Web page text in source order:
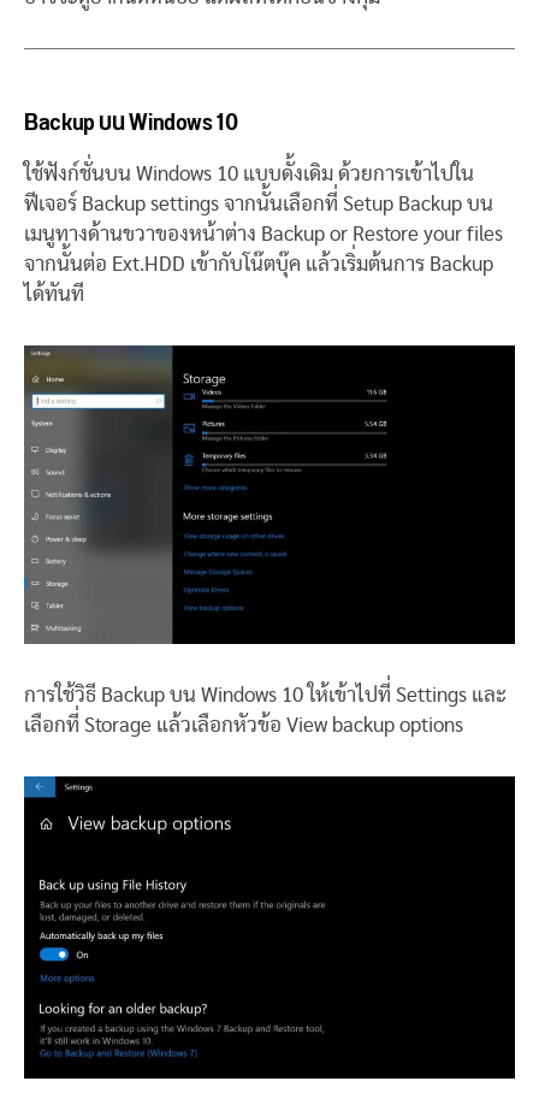
Backup บน Windows 10
ใช้ฟังก์ชั่นบน Windows 10 แบบดั้งเดิม ด้วยการเข้าไปใน
ฟีเจอร์ Backup settings จากนั้นเลือกที่ Setup Backup บน
เมนูทางด้านขวาของหน้าต่าง Backup or Restore your files
จากนั้นต่อ Ext.HDD เข้ากับโน๊ตบุ๊ค แล้วเริ่มต้นการ Backup
ได้ทันที
การใช้วิธี Backup บน Windows 10 ให้เข้าไปที่ Settings และ
เลือกที่ Storage แล้วเลือกหัวข้อ View backup options